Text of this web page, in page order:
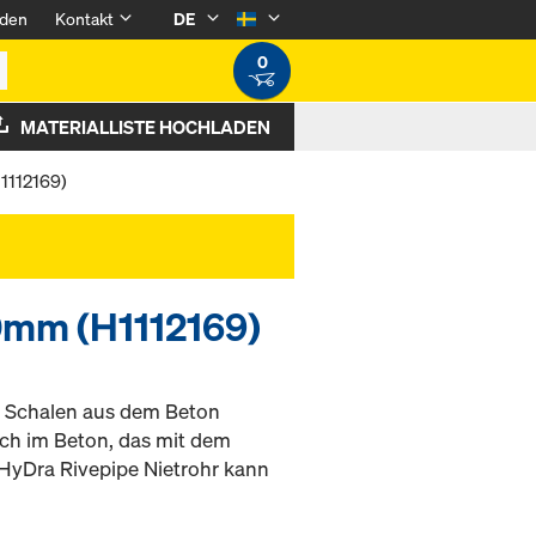
Kontakt
DE
0
MATERIALLISTE HOCHLADEN
(H1112169)
aus dem Beton
im Beton, das mit dem
Rivepipe Nietrohr kann